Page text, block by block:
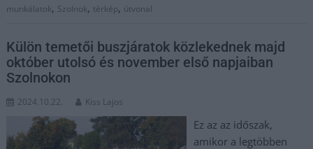
munkálatok, Szolnok, térkép, útvonal
Külön temetői buszjáratok közlekednek majd
október utolsó és november első napjaiban
Szolnokon
2024.10.22. Kiss Lajos
Ez az az időszak,
amikor a legtöbben